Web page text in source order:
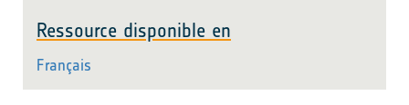
Ressource disponible en
Français